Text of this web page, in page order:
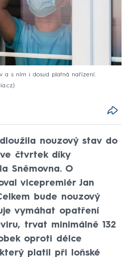
a s ním i dosud platná nařízení.
nouzový stav do
čtvrtek díky
Sněmovna. O
vicepremiér Jan
bude nouzový
vymáhat opatření
trvat minimálně 132
oproti délce
platil při loňské